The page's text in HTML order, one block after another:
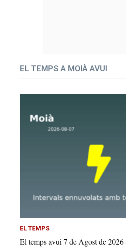
EL TEMPS A MOIÀ AVUI
EL TEMPS
El temps avui 7 de Agost de 2026